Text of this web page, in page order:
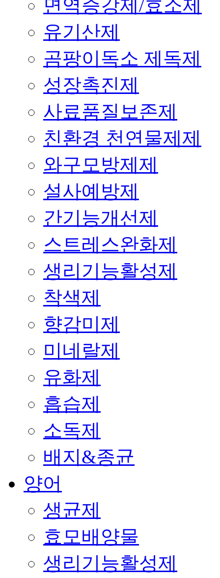
면역증강제/효소제
유기산제
곰팡이독소 제독제
성장촉진제
사료품질보존제
친환경 천연물제제
와구모방제제
설사예방제
간기능개선제
스트레스완화제
생리기능활성제
착색제
향감미제
미네랄제
유화제
흡습제
소독제
배지&종균
양어
생균제
효모배양물
생리기능활성제